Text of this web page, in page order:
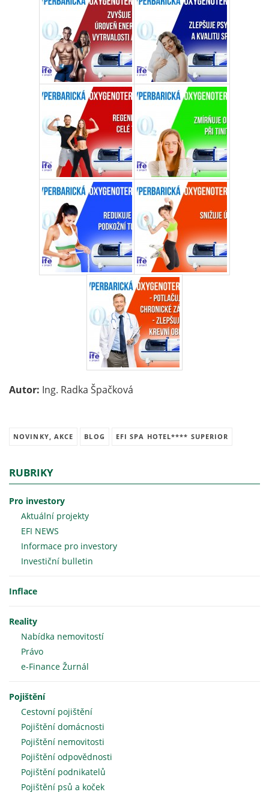
Autor: Ing. Radka Špačková
NOVINKY, AKCE BLOG EFI SPA HOTEL**** SUPERIOR
RUBRIKY
Pro investory
Aktuální projekty
EFI NEWS
Informace pro investory
Investiční bulletin
Inflace
Reality
Nabídka nemovitostí
Právo
e-Finance Žurnál
Pojištění
Cestovní pojištění
Pojištění domácnosti
Pojištění nemovitosti
Pojištění odpovědnosti
Pojištění podnikatelů
Pojištění psů a koček